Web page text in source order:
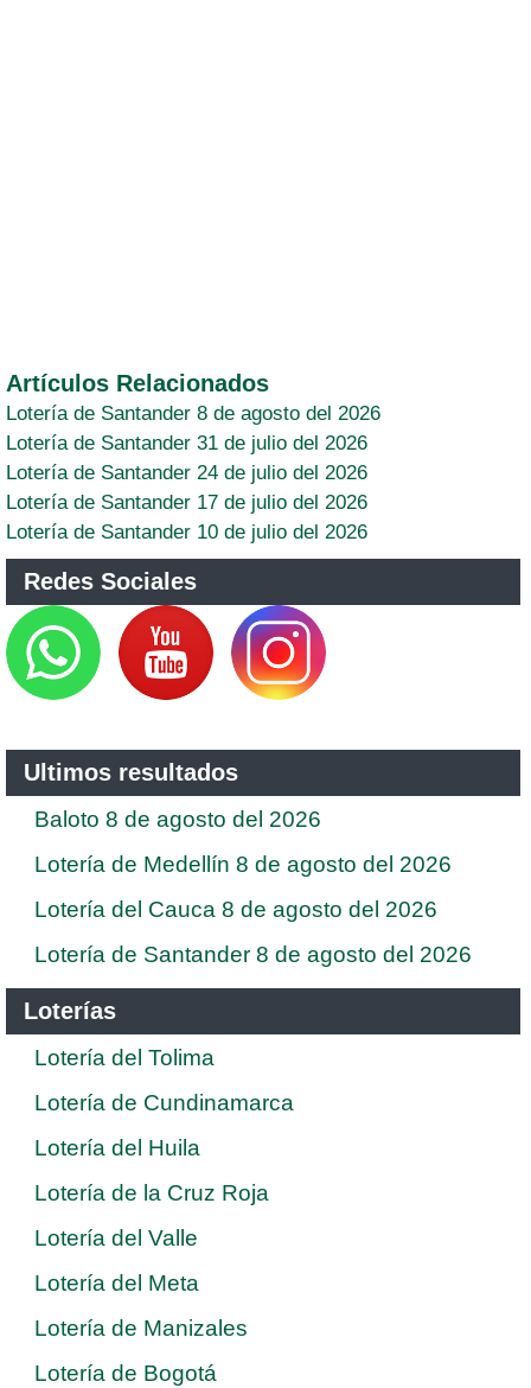
Artículos Relacionados
Lotería de Santander 8 de agosto del 2026
Lotería de Santander 31 de julio del 2026
Lotería de Santander 24 de julio del 2026
Lotería de Santander 17 de julio del 2026
Lotería de Santander 10 de julio del 2026
Redes Sociales
Ultimos resultados
Baloto 8 de agosto del 2026
Lotería de Medellín 8 de agosto del 2026
Lotería del Cauca 8 de agosto del 2026
Lotería de Santander 8 de agosto del 2026
Loterías
Lotería del Tolima
Lotería de Cundinamarca
Lotería del Huila
Lotería de la Cruz Roja
Lotería del Valle
Lotería del Meta
Lotería de Manizales
Lotería de Bogotá